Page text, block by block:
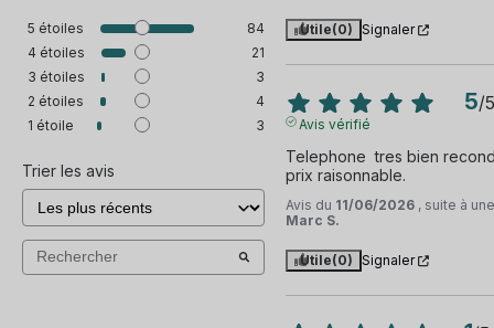
5 étoiles
84
4 étoiles
21
3 étoiles
3
2 étoiles
4
1 étoile 3
Trier les avis
Utile(0) Signaler
5/5
Avis vérifié
Telephone  tres bien
prix raisonnable.
Avis du 11/06/2026 , suite à
Marc S.
Utile(0) Signaler